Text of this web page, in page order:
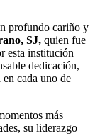
profundo cariño y
SJ, quien fue
esta institución
dedicación,
cada uno de
más
su liderazgo